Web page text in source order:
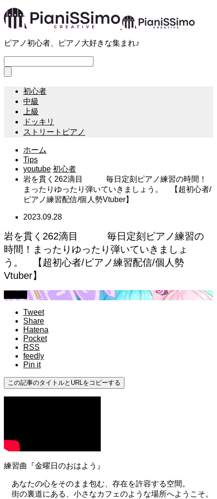
ピアノ初心者、ピアノ大好きな集まれ♪
初心者
中級
上級
ドッキリ
ストリートピアノ
ホーム
Tips
youtube 初心者
岩を貫く262滴目 毎日定刻ピアノ練習の時間！
まったりゆったり弾いていきましょう。 【超初心者/
ピアノ練習配信/個人勢Vtuber】
2023.09.28
岩を貫く262滴目 毎日定刻ピアノ練習の
時間！まったりゆったり弾いていきましょ
う。 【超初心者/ピアノ練習配信/個人勢
Vtuber】
Tweet
Share
Hatena
Pocket
RSS
feedly
Pin it
この記事のタイトルとURLをコピーする
練習曲『金曜日のおはよう』
あなたの心をそのまま包む、存在を許容する空間。
街の裏道にある、小さなカフェのような場所へようこそ。